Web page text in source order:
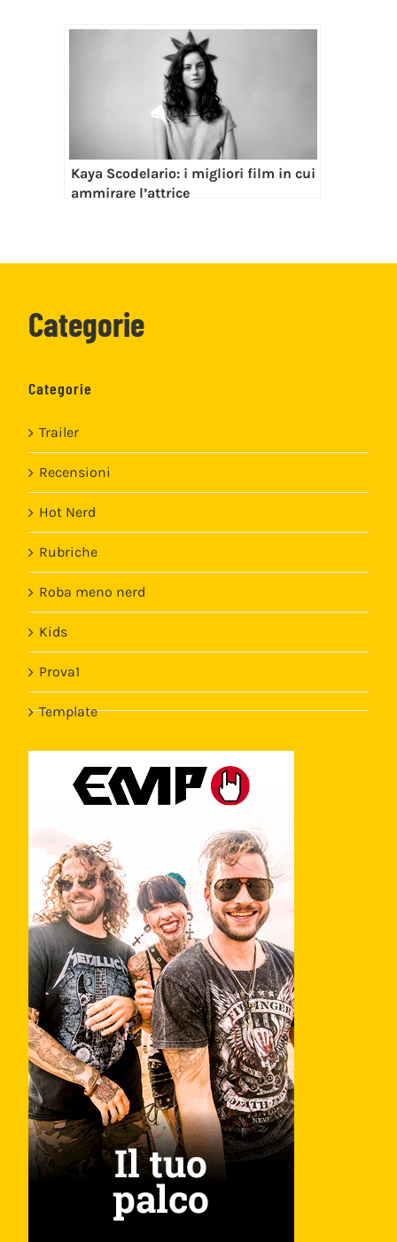
Kaya Scodelario: i migliori film in cui
ammirare l’attrice
Categorie
Categorie
Trailer
Recensioni
Hot Nerd
Rubriche
Roba meno nerd
Kids
Prova1
Template